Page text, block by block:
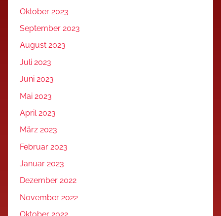
Oktober 2023
September 2023
August 2023
Juli 2023
Juni 2023
Mai 2023
April 2023
März 2023
Februar 2023
Januar 2023
Dezember 2022
November 2022